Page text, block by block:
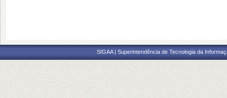
SIGAA | Superintendência de Tecnologia da